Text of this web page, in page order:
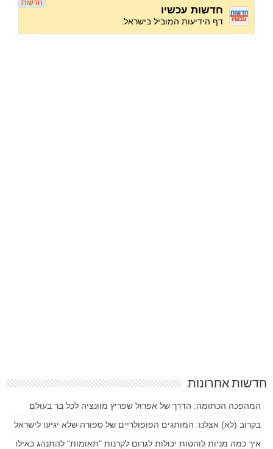
חדשות אחרונות
המהפכה הכתומה: הדרך של אפרול שפריץ מוונציה לכל בר בעולם
בקרוב (לא) אצלנו: המותגים הפופולריים של ספורה שלא יגיעו לישראל
איך כמה מניות לוהטות יכולות לגרום לקרנות "תאומות" להתנהג כאילו